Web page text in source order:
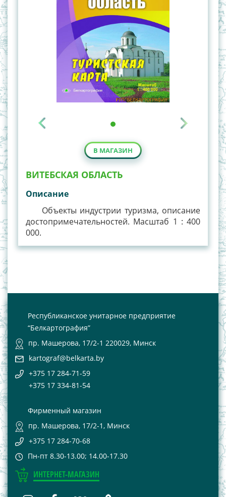
В МАГАЗИН
ВИТЕБСКАЯ ОБЛАСТЬ
Описание
Объекты индустрии туризма, описание
достопримечательностей. Масштаб 1 : 400
000.
Республиканское унитарное предприятие
“Белкартография”
пр. Машерова, 17/2-1 220029, Минск
kartograf@belkarta.by
+375 17 284-71-59
+375 17 334-81-54
Фирменный магазин
пр. Машерова, 17/2-1, Минск
+375 17 284-70-68
Пн-пт 8.30-13.00; 14.00-17.30
ИНТЕРНЕТ-МАГАЗИН